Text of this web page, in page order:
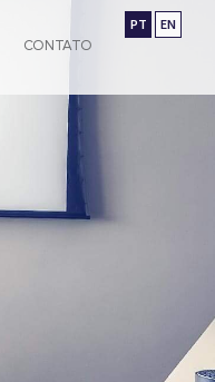
PT EN
CONTATO